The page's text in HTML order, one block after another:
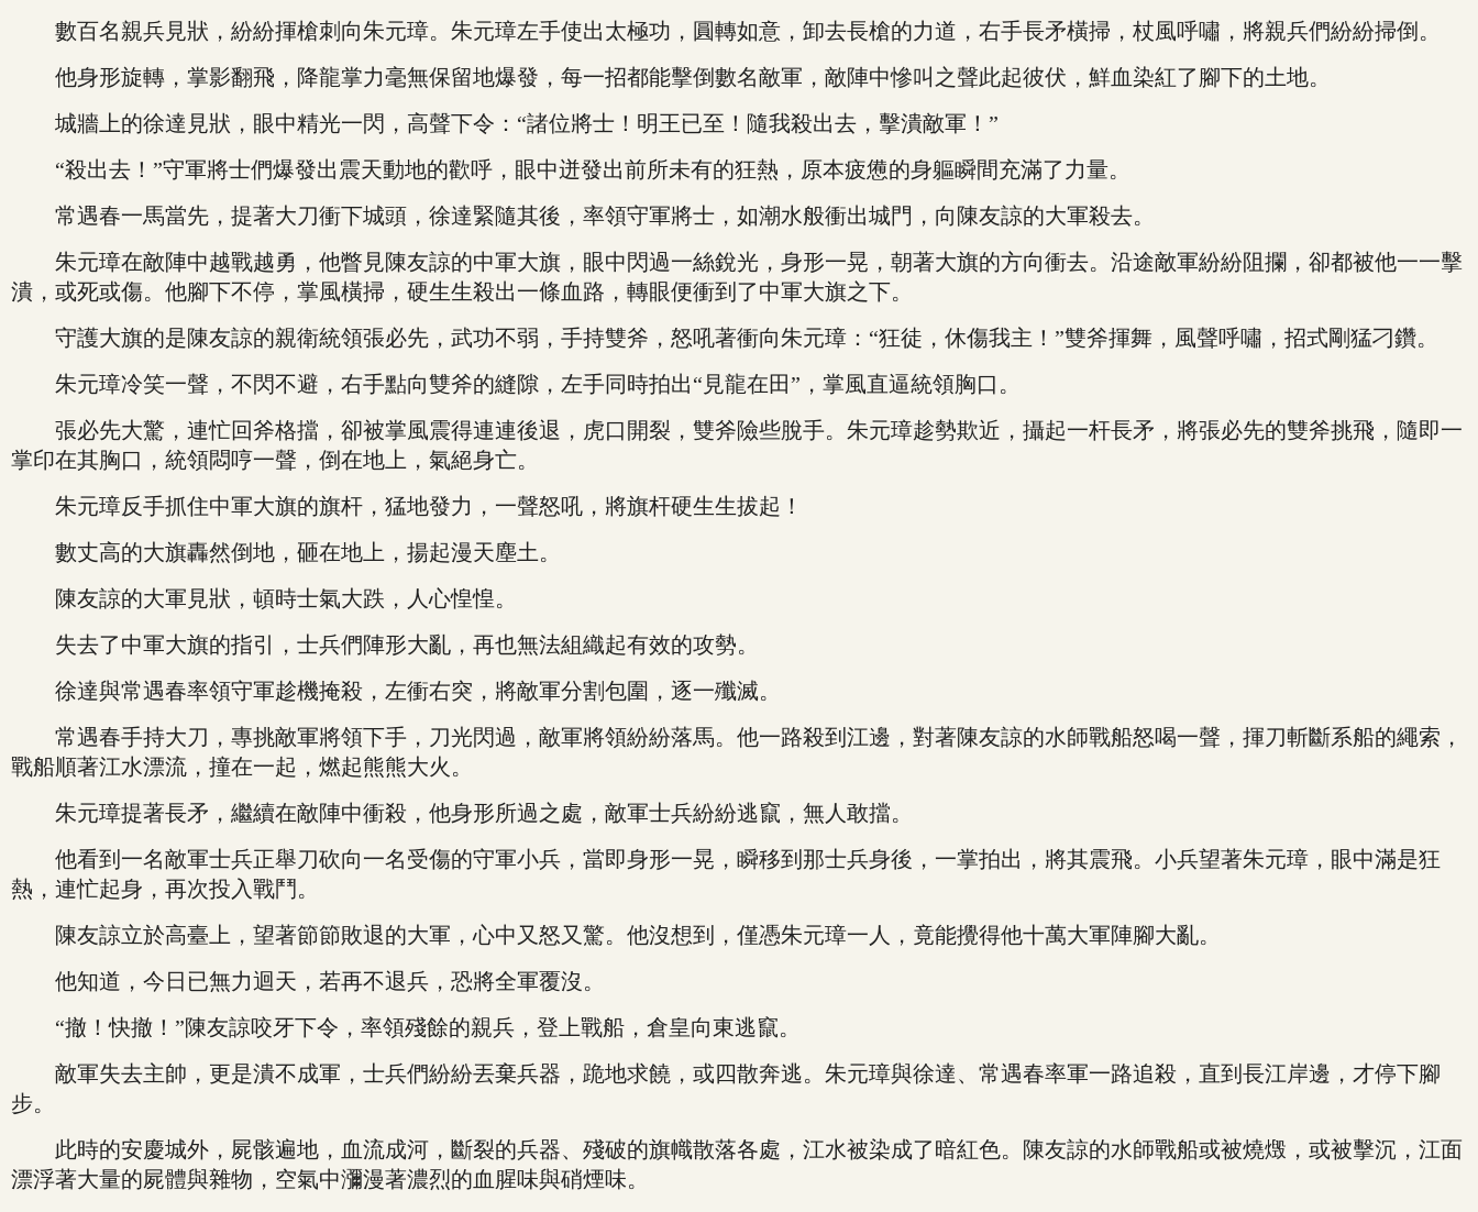
數百名親兵見狀，紛紛揮槍刺向朱元璋。朱元璋左手使出太極功，圓轉如意，卸去長槍的力道，右手長矛橫掃，杖風呼嘯，將親兵們紛紛掃倒。
他身形旋轉，掌影翻飛，降龍掌力毫無保留地爆發，每一招都能擊倒數名敵軍，敵陣中慘叫之聲此起彼伏，鮮血染紅了腳下的土地。
城牆上的徐達見狀，眼中精光一閃，高聲下令：“諸位將士！明王已至！隨我殺出去，擊潰敵軍！”
“殺出去！”守軍將士們爆發出震天動地的歡呼，眼中迸發出前所未有的狂熱，原本疲憊的身軀瞬間充滿了力量。
常遇春一馬當先，提著大刀衝下城頭，徐達緊隨其後，率領守軍將士，如潮水般衝出城門，向陳友諒的大軍殺去。
朱元璋在敵陣中越戰越勇，他瞥見陳友諒的中軍大旗，眼中閃過一絲銳光，身形一晃，朝著大旗的方向衝去。沿途敵軍紛紛阻攔，卻都被他一一擊
潰，或死或傷。他腳下不停，掌風橫掃，硬生生殺出一條血路，轉眼便衝到了中軍大旗之下。
守護大旗的是陳友諒的親衛統領張必先，武功不弱，手持雙斧，怒吼著衝向朱元璋：“狂徒，休傷我主！”雙斧揮舞，風聲呼嘯，招式剛猛刁鑽。
朱元璋冷笑一聲，不閃不避，右手點向雙斧的縫隙，左手同時拍出“見龍在田”，掌風直逼統領胸口。
張必先大驚，連忙回斧格擋，卻被掌風震得連連後退，虎口開裂，雙斧險些脫手。朱元璋趁勢欺近，攝起一杆長矛，將張必先的雙斧挑飛，隨即一
掌印在其胸口，統領悶哼一聲，倒在地上，氣絕身亡。
朱元璋反手抓住中軍大旗的旗杆，猛地發力，一聲怒吼，將旗杆硬生生拔起！
數丈高的大旗轟然倒地，砸在地上，揚起漫天塵土。
陳友諒的大軍見狀，頓時士氣大跌，人心惶惶。
失去了中軍大旗的指引，士兵們陣形大亂，再也無法組織起有效的攻勢。
徐達與常遇春率領守軍趁機掩殺，左衝右突，將敵軍分割包圍，逐一殲滅。
常遇春手持大刀，專挑敵軍將領下手，刀光閃過，敵軍將領紛紛落馬。他一路殺到江邊，對著陳友諒的水師戰船怒喝一聲，揮刀斬斷系船的繩索，
戰船順著江水漂流，撞在一起，燃起熊熊大火。
朱元璋提著長矛，繼續在敵陣中衝殺，他身形所過之處，敵軍士兵紛紛逃竄，無人敢擋。
他看到一名敵軍士兵正舉刀砍向一名受傷的守軍小兵，當即身形一晃，瞬移到那士兵身後，一掌拍出，將其震飛。小兵望著朱元璋，眼中滿是狂
熱，連忙起身，再次投入戰鬥。
陳友諒立於高臺上，望著節節敗退的大軍，心中又怒又驚。他沒想到，僅憑朱元璋一人，竟能攪得他十萬大軍陣腳大亂。
他知道，今日已無力迴天，若再不退兵，恐將全軍覆沒。
“撤！快撤！”陳友諒咬牙下令，率領殘餘的親兵，登上戰船，倉皇向東逃竄。
敵軍失去主帥，更是潰不成軍，士兵們紛紛丟棄兵器，跪地求饒，或四散奔逃。朱元璋與徐達、常遇春率軍一路追殺，直到長江岸邊，才停下腳
步。
此時的安慶城外，屍骸遍地，血流成河，斷裂的兵器、殘破的旗幟散落各處，江水被染成了暗紅色。陳友諒的水師戰船或被燒燬，或被擊沉，江面
漂浮著大量的屍體與雜物，空氣中瀰漫著濃烈的血腥味與硝煙味。